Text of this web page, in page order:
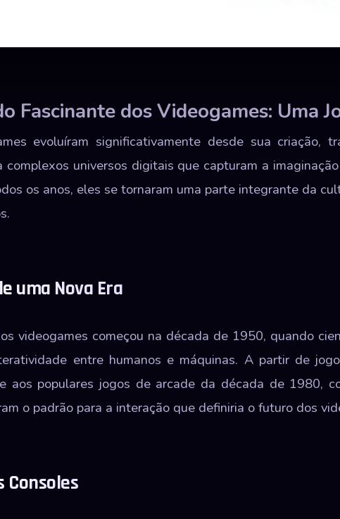
Fascinante dos Videogames: Uma
evoluíram significativamente desde sua criação,
complexos universos digitais que capturam a
os anos, eles se tornaram uma parte integrante da
uma Nova Era
videogames começou na década de 1950, quando
entre humanos e máquinas. A partir de
aos populares jogos de arcade da década de 1980,
o padrão para a interação que definiria o futuro dos
Consoles